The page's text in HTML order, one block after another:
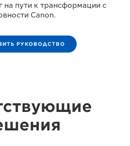
на пути к трансформации с
Canon.
РУКОВОДСТВО